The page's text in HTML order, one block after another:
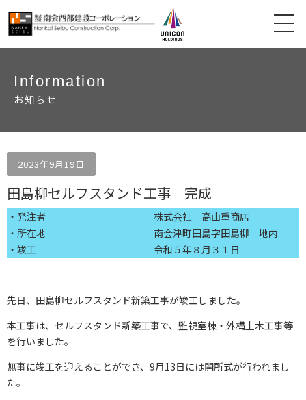
Information
お知らせ
2023年9月19日
田島柳セルフスタンド工事 完成
・発注者
株式会社 高山重商店
・所在地
南会津町田島字田島柳 地内
・竣工
令和５年８月３１日
先日、田島柳セルフスタンド新築工事が竣工しました。
本工事は、セルフスタンド新築工事で、監視室棟・外構土木工事等
を行いました。
無事に竣工を迎えることができ、9月13日には開所式が行われまし
た。